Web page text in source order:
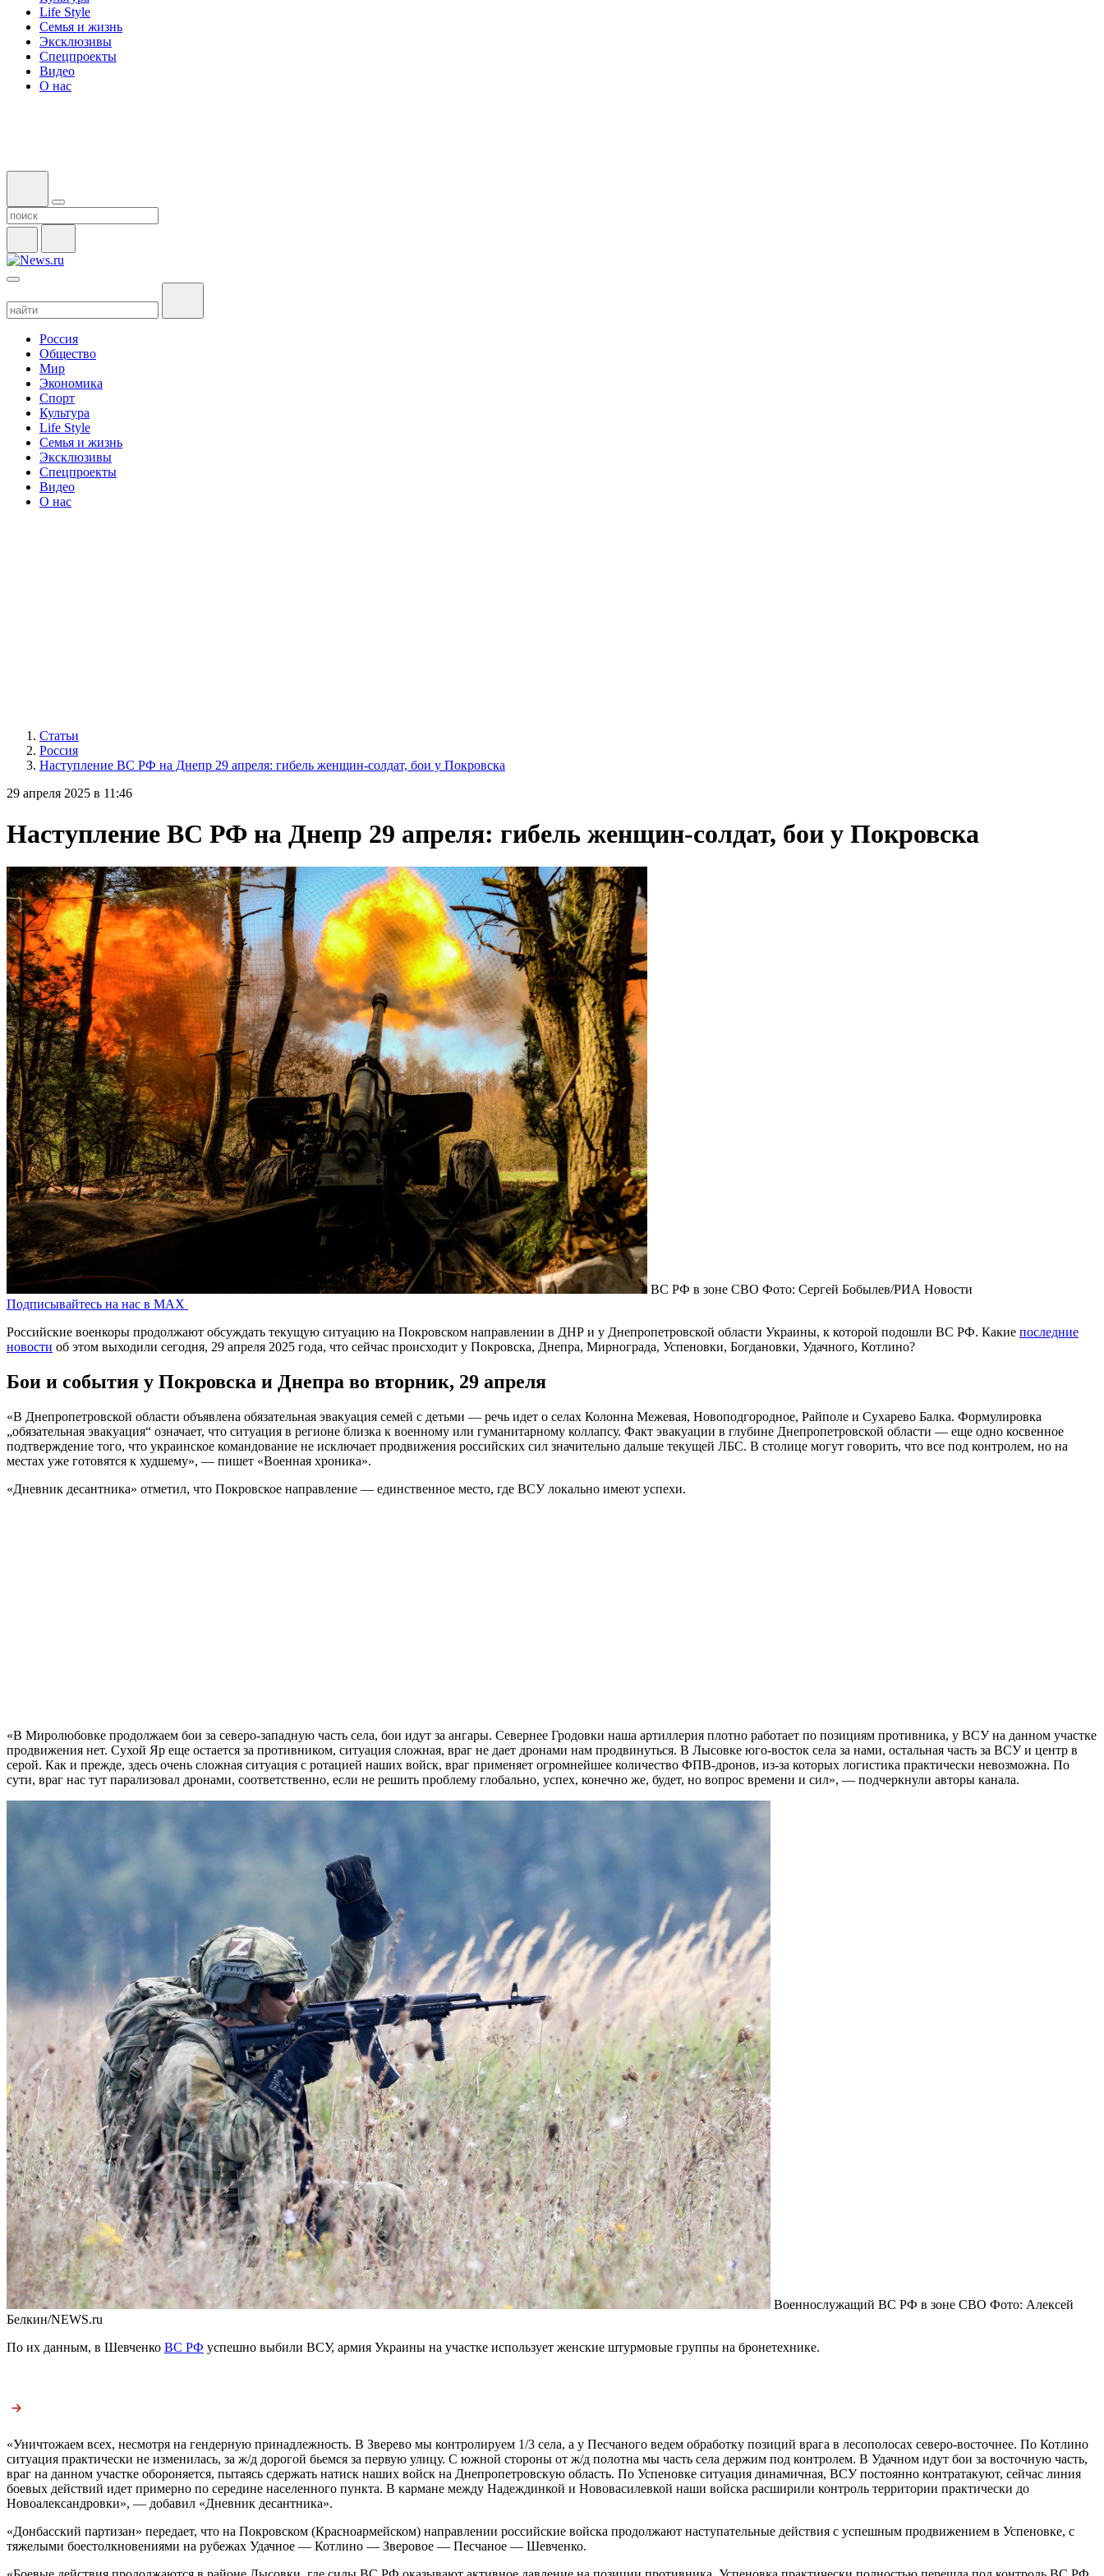
Life Style
Семья и жизнь
Эксклюзивы
Спецпроекты
Видео
О нас
Россия
Общество
Мир
Экономика
Спорт
Культура
Life Style
Семья и жизнь
Эксклюзивы
Спецпроекты
Видео
О нас
Статьи
Россия
Наступление ВС РФ на Днепр 29 апреля: гибель женщин-солдат, бои у Покровска
29 апреля 2025 в 11:46
Наступление ВС РФ на Днепр 29 апреля: гибель женщин-солдат, бои у Покровска
ВС РФ в зоне СВО Фото: Сергей Бобылев/РИА Новости
Подписывайтесь на нас в MAX
Российские военкоры продолжают обсуждать текущую ситуацию на Покровском направлении в ДНР и у Днепропетровской области Украины, к которой подошли ВС РФ. Какие последние
новости об этом выходили сегодня, 29 апреля 2025 года, что сейчас происходит у Покровска, Днепра, Мирнограда, Успеновки, Богдановки, Удачного, Котлино?
Бои и события у Покровска и Днепра во вторник, 29 апреля
«В Днепропетровской области объявлена обязательная эвакуация семей с детьми — речь идет о селах Колонна Межевая, Новоподгородное, Райполе и Сухарево Балка. Формулировка
„обязательная эвакуация“ означает, что ситуация в регионе близка к военному или гуманитарному коллапсу. Факт эвакуации в глубине Днепропетровской области — еще одно косвенное
подтверждение того, что украинское командование не исключает продвижения российских сил значительно дальше текущей ЛБС. В столице могут говорить, что все под контролем, но на
местах уже готовятся к худшему», — пишет «Военная хроника».
«Дневник десантника» отметил, что Покровское направление — единственное место, где ВСУ локально имеют успехи.
«В Миролюбовке продолжаем бои за северо-западную часть села, бои идут за ангары. Севернее Гродовки наша артиллерия плотно работает по позициям противника, у ВСУ на данном участке
продвижения нет. Сухой Яр еще остается за противником, ситуация сложная, враг не дает дронами нам продвинуться. В Лысовке юго-восток села за нами, остальная часть за ВСУ и центр в
серой. Как и прежде, здесь очень сложная ситуация с ротацией наших войск, враг применяет огромнейшее количество ФПВ-дронов, из-за которых логистика практически невозможна. По
сути, враг нас тут парализовал дронами, соответственно, если не решить проблему глобально, успех, конечно же, будет, но вопрос времени и сил», — подчеркнули авторы канала.
Военнослужащий ВС РФ в зоне СВО Фото: Алексей
Белкин/NEWS.ru
По их данным, в Шевченко ВС РФ успешно выбили ВСУ, армия Украины на участке использует женские штурмовые группы на бронетехнике.
«Уничтожаем всех, несмотря на гендерную принадлежность. В Зверево мы контролируем 1/3 села, а у Песчаного ведем обработку позиций врага в лесополосах северо-восточнее. По Котлино
ситуация практически не изменилась, за ж/д дорогой бьемся за первую улицу. С южной стороны от ж/д полотна мы часть села держим под контролем. В Удачном идут бои за восточную часть,
враг на данном участке обороняется, пытаясь сдержать натиск наших войск на Днепропетровскую область. По Успеновке ситуация динамичная, ВСУ постоянно контратакуют, сейчас линия
боевых действий идет примерно по середине населенного пункта. В кармане между Надеждинкой и Нововасилевкой наши войска расширили контроль территории практически до
Новоалександровки», — добавил «Дневник десантника».
«Донбасский партизан» передает, что на Покровском (Красноармейском) направлении российские войска продолжают наступательные действия с успешным продвижением в Успеновке, с
тяжелыми боестолкновениями на рубежах Удачное — Котлино — Зверовое — Песчаное — Шевченко.